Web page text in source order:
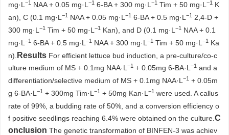
mg·L −1 NAA + 0.05 mg·L −1 6-BA + 300 mg·L −1 Tim + 50 mg·L −1 K
an), C (0.1 mg·L −1 NAA + 0.05 mg·L −1 6-BA + 0.5 mg·L −1 2,4-D +
300 mg·L −1 Tim + 50 mg·L −1 Kan), and D (0.1 mg·L −1 NAA + 0.1
mg·L −1 6-BA + 0.5 mg·L −1 NAA + 300 mg·L −1 Tim + 50 mg·L −1 Ka
n). Results For efficient lettuce bud induction, a pre-culture/co-c
ulture medium of MS + 0.1mg NAA·L −1 + 0.05mg 6-BA·L −1 and a
differentiation/selective medium of MS + 0.1mg NAA·L −1 + 0.05m
g 6-BA·L −1 + 300mg Tim·L −1 + 50mg Kan·L −1 were used. A callus
rate of 99%, a budding rate of 50%, and a conversion efficiency o
f positive seedlings reaching 6.4% were obtained on the culture. C
onclusion The genetic transformation of BINFEN-3 was achiev